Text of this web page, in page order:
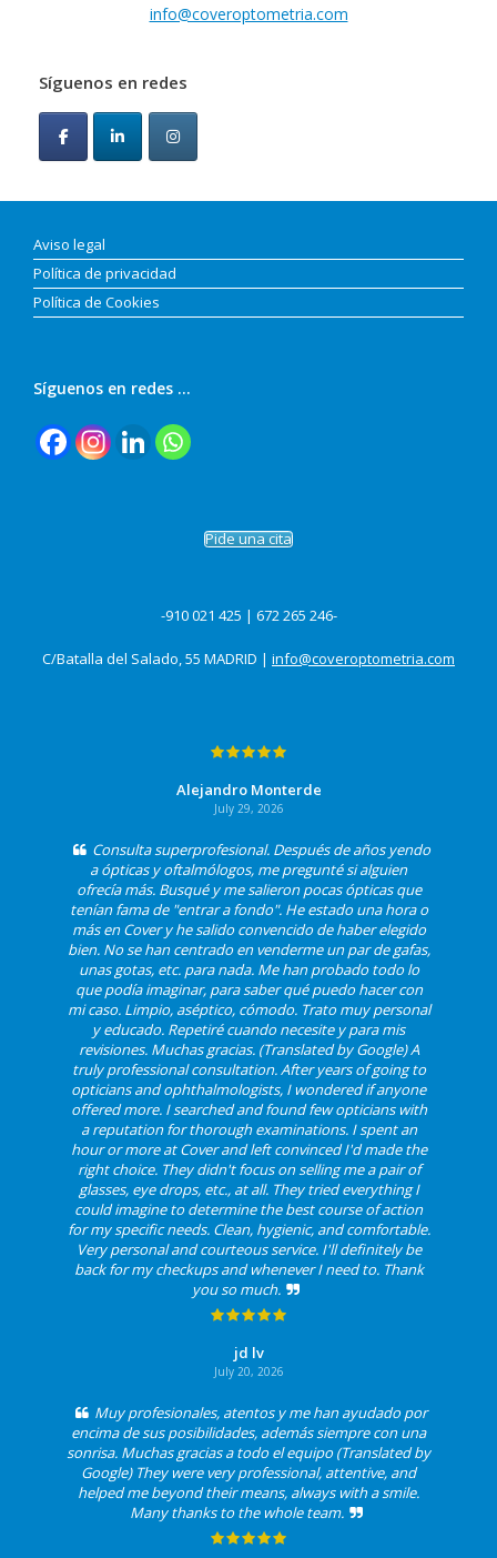
info@coveroptometria.com
Síguenos en redes
Aviso legal
Política de privacidad
Política de Cookies
Síguenos en redes …
Pide una cita
-910 021 425 | 672 265 246-
C/Batalla del Salado, 55 MADRID | info@coveroptometria.com
Alejandro Monterde
July 29, 2026
Consulta superprofesional. Después de años yendo
a ópticas y oftalmólogos, me pregunté si alguien
ofrecía más. Busqué y me salieron pocas ópticas que
tenían fama de "entrar a fondo". He estado una hora o
más en Cover y he salido convencido de haber elegido
bien. No se han centrado en venderme un par de gafas,
unas gotas, etc. para nada. Me han probado todo lo
que podía imaginar, para saber qué puedo hacer con
mi caso. Limpio, aséptico, cómodo. Trato muy personal
y educado. Repetiré cuando necesite y para mis
revisiones. Muchas gracias. (Translated by Google) A
truly professional consultation. After years of going to
opticians and ophthalmologists, I wondered if anyone
offered more. I searched and found few opticians with
a reputation for thorough examinations. I spent an
hour or more at Cover and left convinced I'd made the
right choice. They didn't focus on selling me a pair of
glasses, eye drops, etc., at all. They tried everything I
could imagine to determine the best course of action
for my specific needs. Clean, hygienic, and comfortable.
Very personal and courteous service. I'll definitely be
back for my checkups and whenever I need to. Thank
you so much.
jd lv
July 20, 2026
Muy profesionales, atentos y me han ayudado por
encima de sus posibilidades, además siempre con una
sonrisa. Muchas gracias a todo el equipo (Translated by
Google) They were very professional, attentive, and
helped me beyond their means, always with a smile.
Many thanks to the whole team.